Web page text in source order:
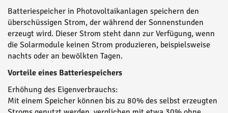
Batteriespeicher in Photovoltaikanlagen speichern den
überschüssigen Strom, der während der Sonnenstunden
erzeugt wird. Dieser Strom steht dann zur Verfügung, wenn
die Solarmodule keinen Strom produzieren, beispielsweise
nachts oder an bewölkten Tagen.
Vorteile eines Batteriespeichers
Erhöhung des Eigenverbrauchs:
Mit einem Speicher können bis zu 80% des selbst erzeugten